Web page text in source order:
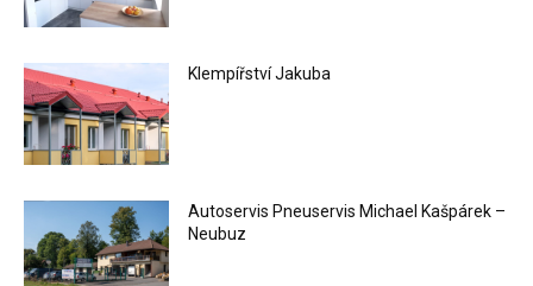
Klempířství Jakuba
Autoservis Pneuservis Michael Kašpárek –
Neubuz